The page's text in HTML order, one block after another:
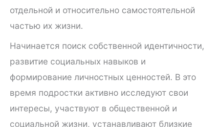
отдельной и относительно самостоятельной
частью их жизни.
Начинается поиск собственной идентичности,
развитие социальных навыков и
формирование личностных ценностей. В это
время подростки активно исследуют свои
интересы, участвуют в общественной и
социальной жизни, устанавливают близкие